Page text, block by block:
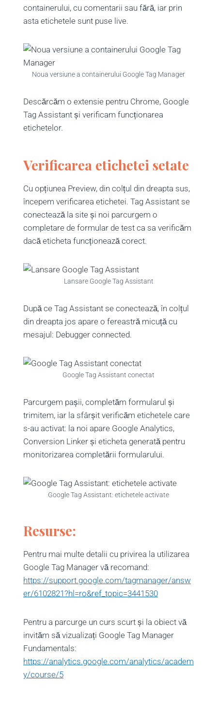
containerului, cu comentarii sau fără, iar prin
asta etichetele sunt puse live.
Noua versiune a containerului Google Tag Manager
Descărcăm o extensie pentru Chrome, Google
Tag Assistant și verificam funcționarea
etichetelor.
Verificarea etichetei setate
Cu opțiunea Preview, din colțul din dreapta sus,
începem verificarea etichetei. Tag Assistant se
conectează la site și noi parcurgem o
completare de formular de test ca sa verificăm
dacă eticheta funcționează corect.
Lansare Google Tag Assistant
După ce Tag Assistant se conectează, în colțul
din dreapta jos apare o fereastră micuță cu
mesajul: Debugger connected.
Google Tag Assistant conectat
Parcurgem pașii, completăm formularul și
trimitem, iar la sfârșit verificăm etichetele care
s-au activat: la noi apare Google Analytics,
Conversion Linker și eticheta generată pentru
monitorizarea completării formularului.
Google Tag Assistant: etichetele activate
Resurse:
Pentru mai multe detalii cu privirea la utilizarea
Google Tag Manager vă recomand:
https://support.google.com/tagmanager/answ
er/6102821?hl=ro&ref_topic=3441530
Pentru a parcurge un curs scurt și la obiect vă
invităm să vizualizați Google Tag Manager
Fundamentals:
https://analytics.google.com/analytics/academ
y/course/5